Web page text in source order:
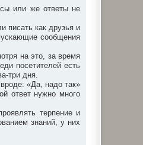
или же ответы не
писать как друзья и
сообщения
на это, за время
посетителей есть
три дня.
«Да, надо так»
ответ нужно много
терпение и
знаний, у них